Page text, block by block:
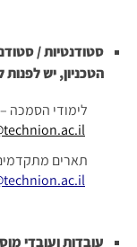
סטודנטיות /
הטכניון, יש
לימודי הסמכה
תארים
עובדות ועובדי